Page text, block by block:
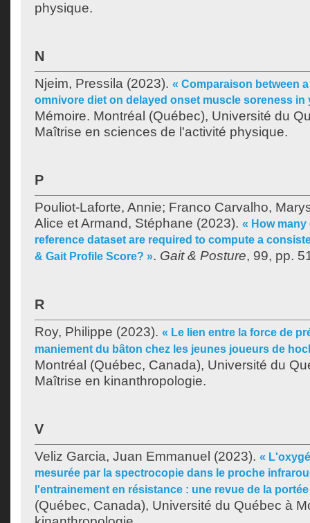
physique.
N
Njeim, Pressila (2023). « Comparaison between
omnivore diet on delayed onset muscle soreness in
Mémoire. Montréal (Québec), Université du
Maîtrise en sciences de l'activité physique.
P
Pouliot-Laforte, Annie; Franco Carvalho,
Alice etArmand, Stéphane (2023). « How
reference dataset are required to compute a
& Gait Profile Score? ». Gait & Posture, 99, pp.
R
Roy, Philippe (2023). « Le lien entre la force de
maniement du bâton chez les jeunes joueurs de
Montréal (Québec, Canada), Université du
Maîtrise en kinanthropologie.
V
Veliz Garcia, Juan Emmanuel (2023). «
mesurée par la spectrocopie dans le proche
l'entrainement en résistance : une revue de la portée
(Québec, Canada), Université du Québec à